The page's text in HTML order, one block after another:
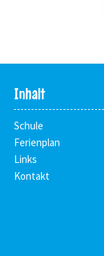
Inhalt
Schule
Ferienplan
Links
Kontakt